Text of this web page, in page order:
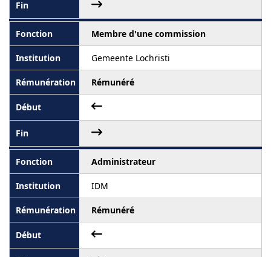
Membre d'une commission
Gemeente Lochristi
Rémunéré
Administrateur
IDM
Rémunéré